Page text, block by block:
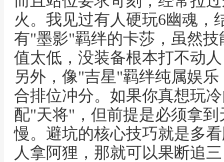
火。我见过有人硬玩6幽魂，
有"墨影"羁绊的卡莎，虽然
值太低，没装备根本打不动
另外，像"吉星"羁绊纯属娱
合排位冲分。如果你真想玩
配"天将"，但前提是必须拿
慢。避坑的核心技巧就是多
人拿阿狸，那就可以果断追